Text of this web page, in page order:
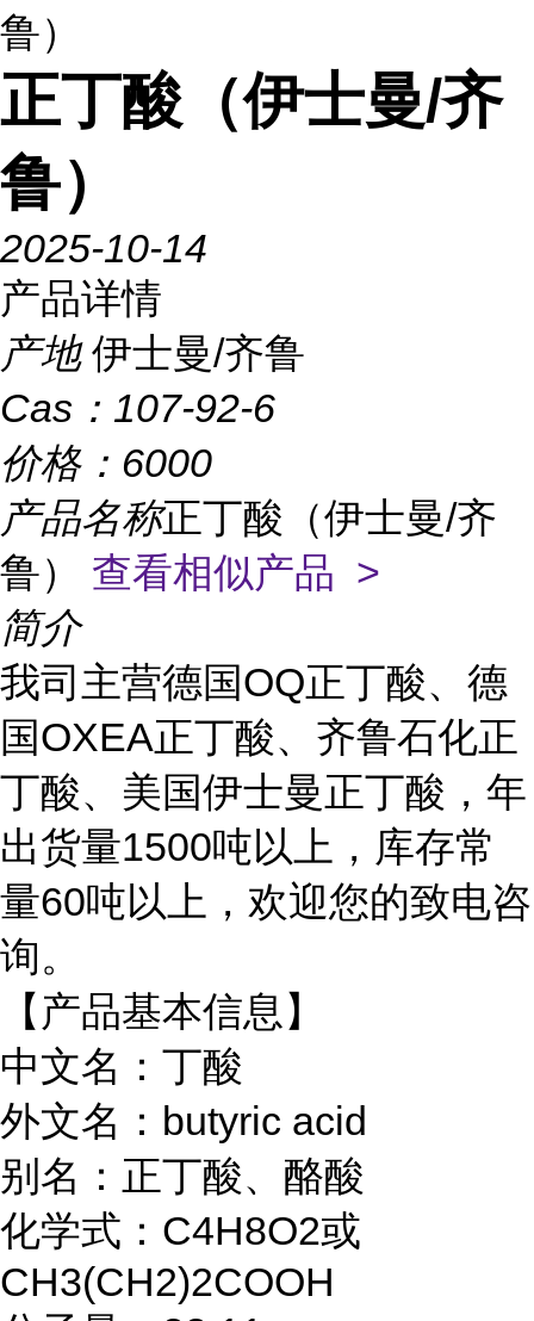
鲁）
正丁酸（伊士曼/齐
鲁）
2025-10-14
产品详情
产地 伊士曼/齐鲁
Cas： 107-92-6
价格： 6000
产品名称正丁酸（伊士曼/齐
鲁） 查看相似产品 >
简介
我司主营德国OQ正丁酸、 德
国OXEA正丁酸、齐鲁石化正
丁酸、美国伊士曼正丁酸， 年
出货量1500吨以上，库存常
量60吨以上，欢迎您的致电咨
询。
【产品基本信息】
中文名：丁酸
外文名：butyric acid
别名：正丁酸、酪酸
化学式：C4H8O2或
CH3(CH2)2COOH